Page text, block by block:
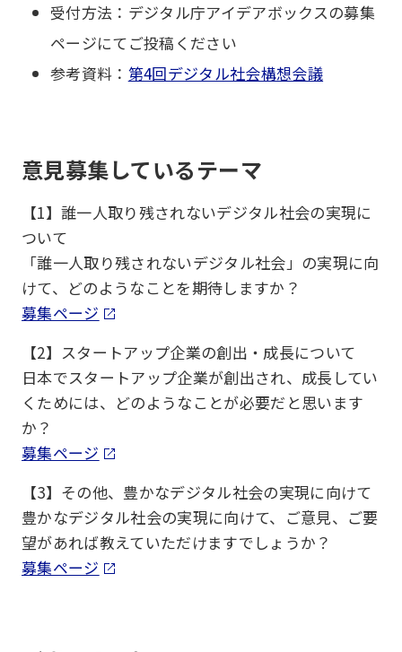
受付方法：デジタル庁アイデアボックスの募集
ページにてご投稿ください
参考資料： 第4回デジタル社会構想会議
意見募集しているテーマ
【1】誰一人取り残されないデジタル社会の実現に
ついて
「誰一人取り残されないデジタル社会」の実現に向
けて、どのようなことを期待しますか？
募集ページ
【2】スタートアップ企業の創出・成長について
日本でスタートアップ企業が創出され、成長してい
くためには、どのようなことが必要だと思います
か？
募集ページ
【3】その他、豊かなデジタル社会の実現に向けて
豊かなデジタル社会の実現に向けて、ご意見、ご要
望があれば教えていただけますでしょうか？
募集ページ